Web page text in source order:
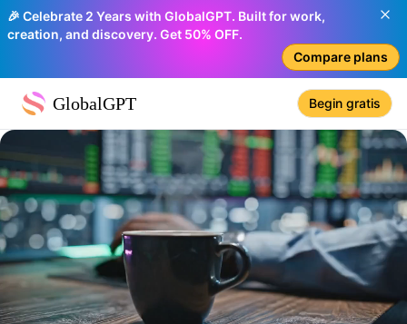
🎉 Celebrate 2 Years with GlobalGPT. Built for work,
creation, and discovery. Get 50% OFF.
Compare plans
GlobalGPT Begin gratis